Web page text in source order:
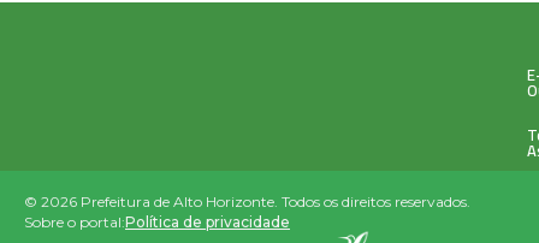
© 2026 Prefeitura de Alto Horizonte. Todos os direitos reservados.
Sobre o portal:Política de privacidade